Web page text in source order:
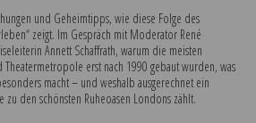
und Geheimtipps, wie diese Folge des
zeigt. Im Gespräch mit Moderator René
Annett Schaffrath, warum die meisten
erst nach 1990 gebaut wurden, was
macht – und weshalb ausgerechnet ein
zu den schönsten Ruheoasen Londons zählt.